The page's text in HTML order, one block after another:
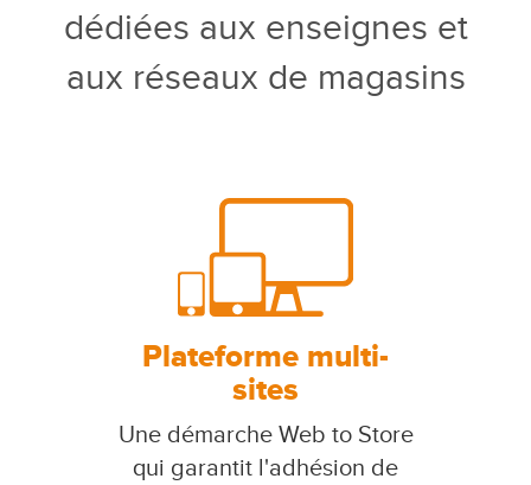
dédiées aux enseignes et
aux réseaux de magasins
Plateforme multi-
sites
Une démarche Web to Store
qui garantit l'adhésion de